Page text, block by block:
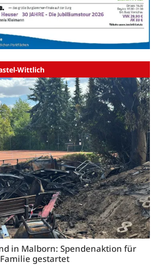
Wittlich
in Malborn: Spendenaktion für
gestartet